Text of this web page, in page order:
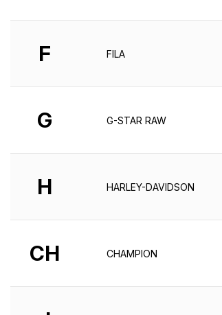
F FILA
G G-STAR RAW
H HARLEY-DAVIDSON
CH CHAMPION